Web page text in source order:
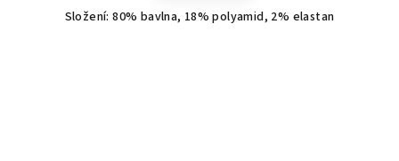
Složení: 80% bavlna, 18% polyamid, 2% elastan